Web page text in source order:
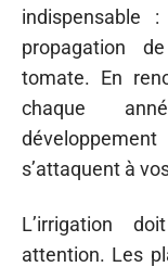
indispensable
propagation
tomate. En
chaque
s’attaquent à
L’irrigation
attention. Les